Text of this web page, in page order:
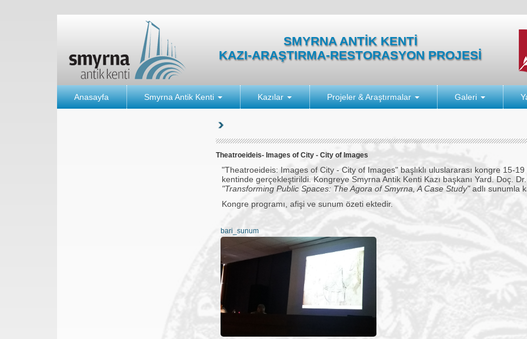
SMYRNA ANTİK KENTİ
KAZI-ARAŞTIRMA-RESTORASYON PROJESİ
Anasayfa Smyrna Antik Kenti Kazılar Projeler & Araştırmalar Galeri
Theatroeideis- Images of City - City of Images
"Theatroeideis: Images of City - City of Images" başlıklı uluslararası kongre 15-
kentinde gerçekleştirildi. Kongreye Smyrna Antik Kenti Kazı başkanı Yard. Doç.
"Transforming Public Spaces: The Agora of Smyrna, A Case Study"adlı sunumla
Kongre programı, afişi ve sunum özeti ektedir.
bari_sunum